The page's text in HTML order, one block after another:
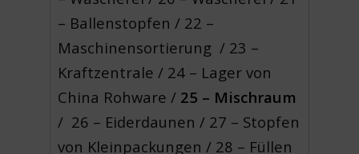
– Ballenstopfen / 22 –
Maschinensortierung / 23 –
Kraftzentrale / 24 – Lager von
China Rohware / 25 – Mischraum
/ 26 – Eiderdaunen / 27 – Stopfen
von Kleinpackungen / 28 – Füllen